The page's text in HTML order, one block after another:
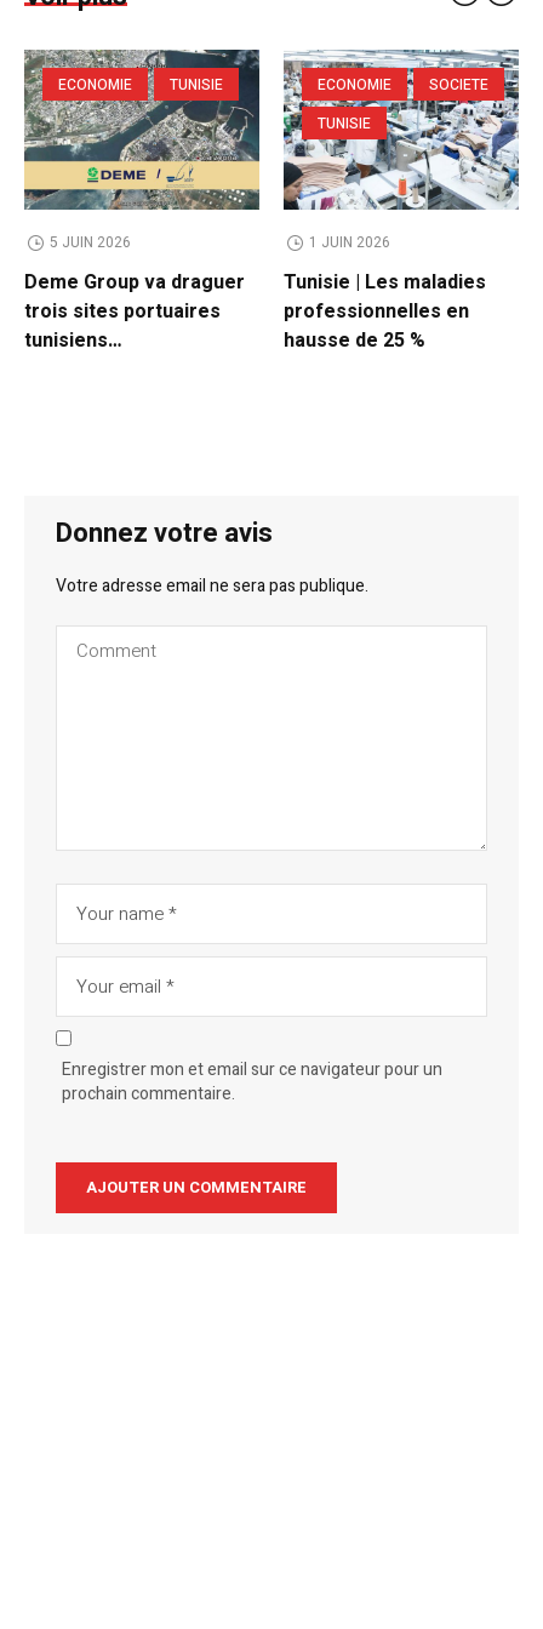
ECONOMIE TUNISIE
5 JUIN 2026
Deme Group va draguer
trois sites portuaires
tunisiens…
ECONOMIE
SOCIETE
TUNISIE
1 JUIN 2026
Tunisie | Les maladies
professionnelles en
hausse de 25 %
Donnez votre avis
Votre adresse email ne sera pas publique.
Enregistrer mon et email sur ce navigateur pour un
prochain commentaire.